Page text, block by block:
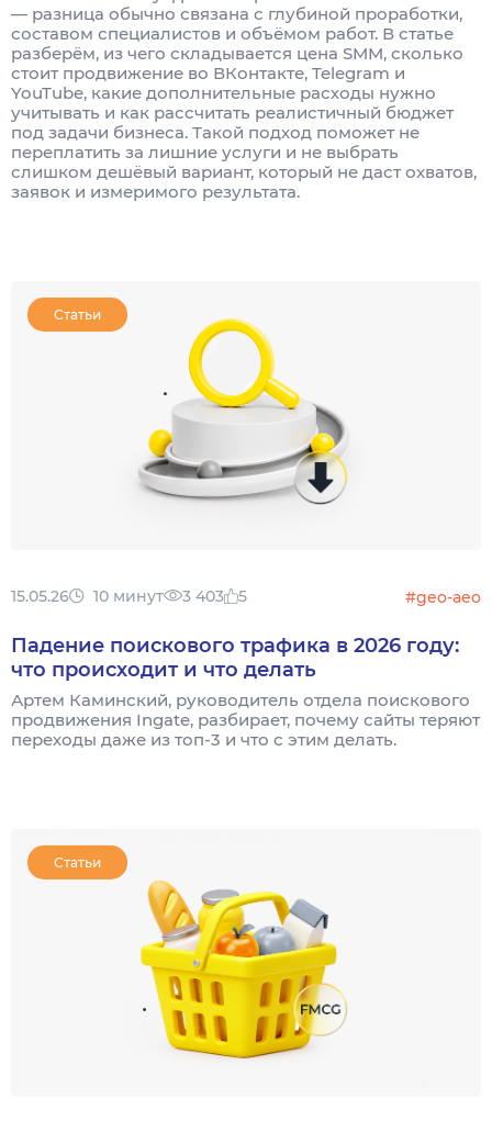
— разница обычно связана с глубиной проработки,
составом специалистов и объёмом работ. В статье
разберём, из чего складывается цена SMM, сколько
стоит продвижение во ВКонтакте, Telegram и
YouTube, какие дополнительные расходы нужно
учитывать и как рассчитать реалистичный бюджет
под задачи бизнеса. Такой подход поможет не
переплатить за лишние услуги и не выбрать
слишком дешёвый вариант, который не даст охватов,
заявок и измеримого результата.
Статьи
15.05.26 10 минут 3 403 5 #geo-aeo
Падение поискового трафика в 2026 году:
что происходит и что делать
Артем Каминский, руководитель отдела поискового
продвижения Ingate, разбирает, почему сайты теряют
переходы даже из топ-3 и что с этим делать.
Статьи